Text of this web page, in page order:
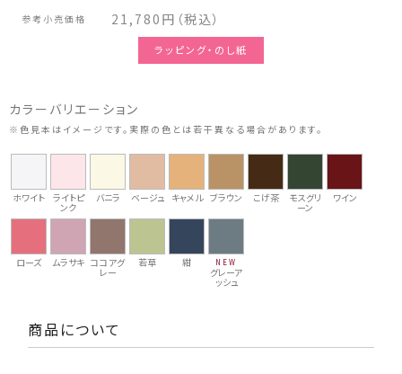
参考小売価格
21,780円（税込）
ラッピング・のし紙
カラーバリエーション
※色見本はイメージです。実際の色とは若干異なる場合があります。
ホワイト ライトピ
ンク
バニラ ベージュ キャメル ブラウン こげ茶 モスグリ
ーン
ワイン
ローズ ムラサキ ココアグ
レー
若草 紺 NEW
グレーア
ッシュ
商品について